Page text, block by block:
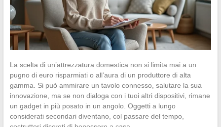
La scelta di un’attrezzatura domestica non si limita mai a un
pugno di euro risparmiati o all’aura di un produttore di alta
gamma. Si può ammirare un tavolo connesso, salutare la sua
innovazione, ma se non dialoga con i tuoi altri dispositivi, rimane
un gadget in più posato in un angolo. Oggetti a lungo
considerati secondari diventano, col passare del tempo,